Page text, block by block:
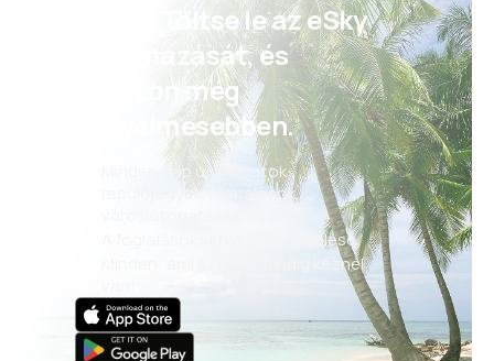
Psszt! Töltse le az eSky
alkalmazását, és
utazzon még
kényelmesebben.
Minden nap új ajánlatok:
repülőjegyek, nyaralások,
A foglalások kényelmes kezelése
Minden, ami számít, mindig kéznél